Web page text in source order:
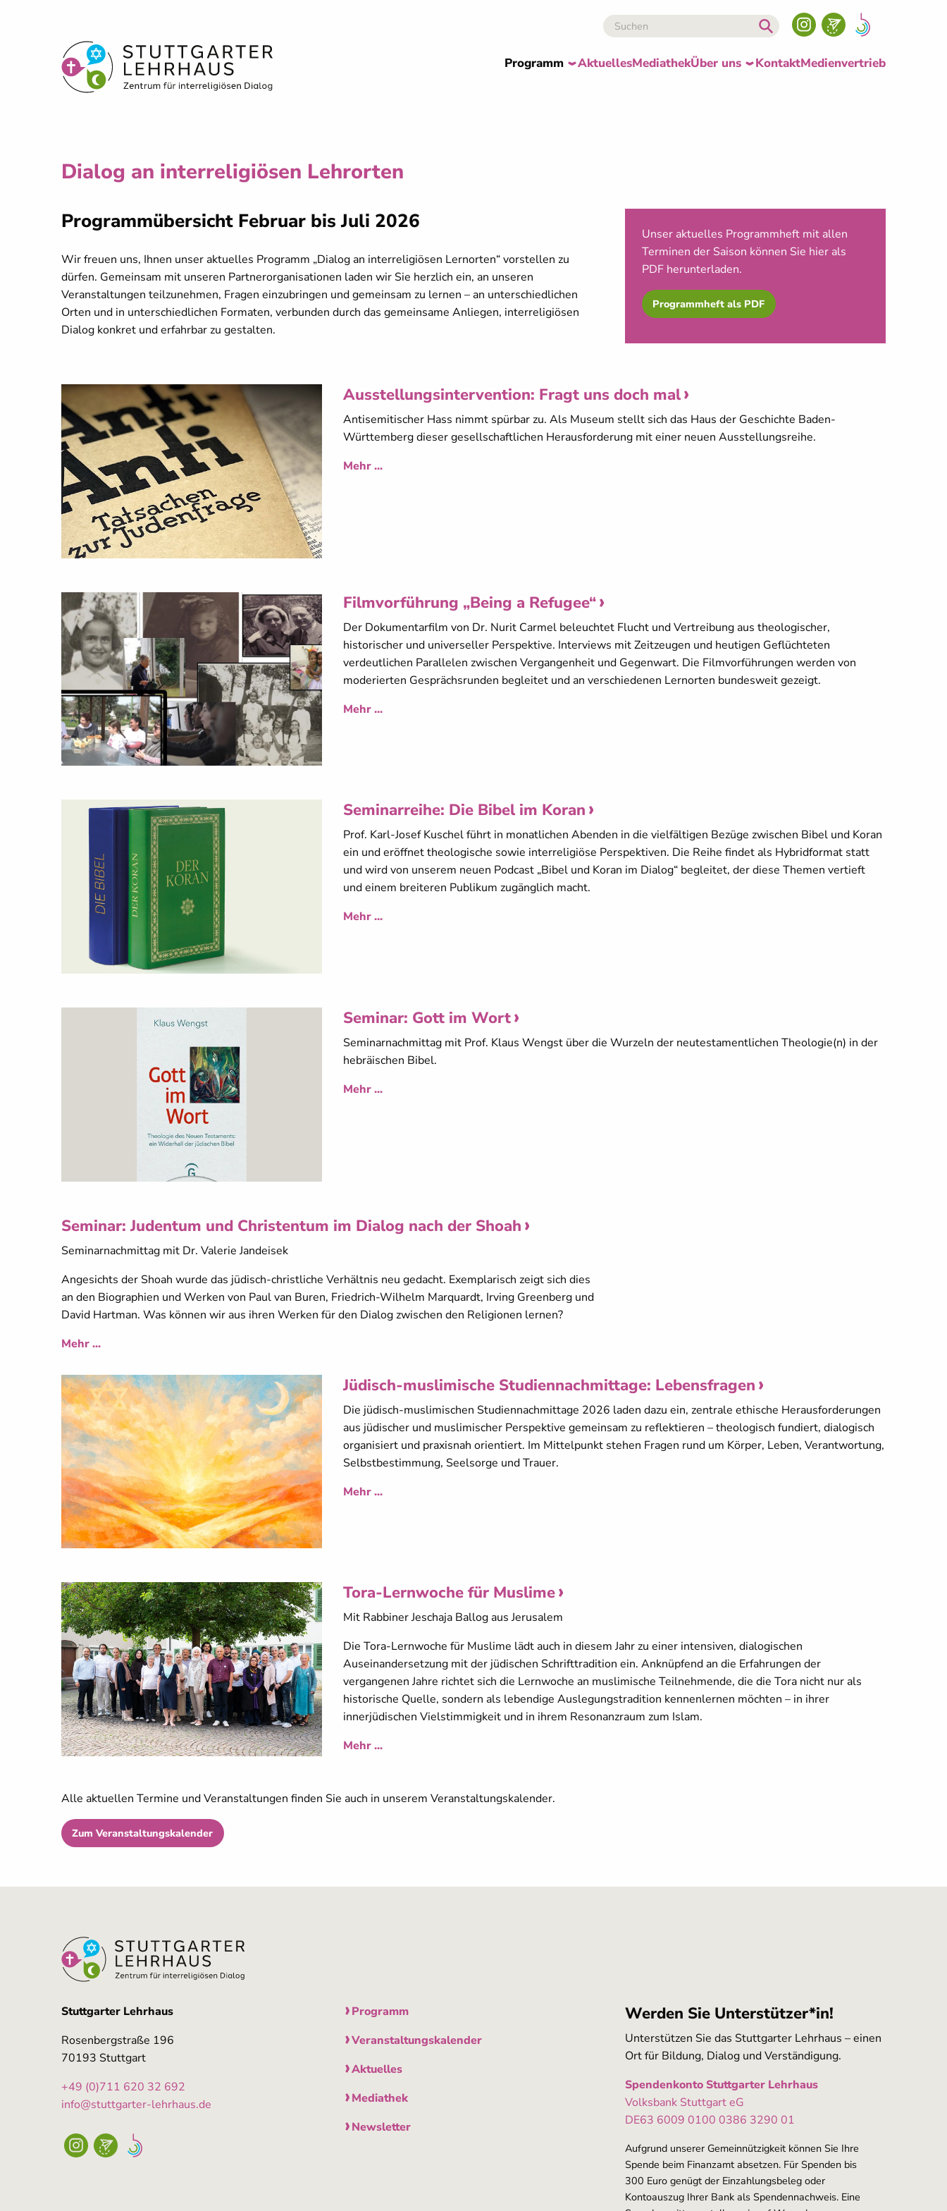
Programm AktuellesMediathekÜber uns KontaktMedienvertrieb
Dialog an interreligiösen Lehrorten
Programmübersicht Februar bis Juli 2026
Wir freuen uns, Ihnen unser aktuelles Programm „Dialog an interreligiösen Lernorten“ vorstellen zu
dürfen. Gemeinsam mit unseren Partnerorganisationen laden wir Sie herzlich ein, an unseren
Veranstaltungen teilzunehmen, Fragen einzubringen und gemeinsam zu lernen – an unterschiedlichen
Orten und in unterschiedlichen Formaten, verbunden durch das gemeinsame Anliegen, interreligiösen
Dialog konkret und erfahrbar zu gestalten.
Unser aktuelles Programmheft mit allen
Terminen der Saison können Sie hier als
PDF herunterladen.
Programmheft als PDF
Ausstellungsintervention: Fragt uns doch mal
Antisemitischer Hass nimmt spürbar zu. Als Museum stellt sich das Haus der Geschichte Baden-
Württemberg dieser gesellschaftlichen Herausforderung mit einer neuen Ausstellungsreihe.
Mehr ...
Filmvorführung „Being a Refugee“
Der Dokumentarfilm von Dr. Nurit Carmel beleuchtet Flucht und Vertreibung aus theologischer,
historischer und universeller Perspektive. Interviews mit Zeitzeugen und heutigen Geflüchteten
verdeutlichen Parallelen zwischen Vergangenheit und Gegenwart. Die Filmvorführungen werden von
moderierten Gesprächsrunden begleitet und an verschiedenen Lernorten bundesweit gezeigt.
Mehr ...
Seminarreihe: Die Bibel im Koran
Prof. Karl-Josef Kuschel führt in monatlichen Abenden in die vielfältigen Bezüge zwischen Bibel und Koran
ein und eröffnet theologische sowie interreligiöse Perspektiven. Die Reihe findet als Hybridformat statt
und wird von unserem neuen Podcast „Bibel und Koran im Dialog“ begleitet, der diese Themen vertieft
und einem breiteren Publikum zugänglich macht.
Mehr ...
Seminar: Gott im Wort
Seminarnachmittag mit Prof. Klaus Wengst über die Wurzeln der neutestamentlichen Theologie(n) in der
hebräischen Bibel.
Mehr ...
Seminar: Judentum und Christentum im Dialog nach der Shoah
Seminarnachmittag mit Dr. Valerie Jandeisek
Angesichts der Shoah wurde das jüdisch-christliche Verhältnis neu gedacht. Exemplarisch zeigt sich dies
an den Biographien und Werken von Paul van Buren, Friedrich-Wilhelm Marquardt, Irving Greenberg und
David Hartman. Was können wir aus ihren Werken für den Dialog zwischen den Religionen lernen?
Mehr ...
Jüdisch-muslimische Studiennachmittage: Lebensfragen
Die jüdisch-muslimischen Studiennachmittage 2026 laden dazu ein, zentrale ethische Herausforderungen
aus jüdischer und muslimischer Perspektive gemeinsam zu reflektieren – theologisch fundiert, dialogisch
organisiert und praxisnah orientiert. Im Mittelpunkt stehen Fragen rund um Körper, Leben, Verantwortung,
Selbstbestimmung, Seelsorge und Trauer.
Mehr ...
Tora-Lernwoche für Muslime
Mit Rabbiner Jeschaja Ballog aus Jerusalem
Die Tora-Lernwoche für Muslime lädt auch in diesem Jahr zu einer intensiven, dialogischen
Auseinandersetzung mit der jüdischen Schrifttradition ein. Anknüpfend an die Erfahrungen der
vergangenen Jahre richtet sich die Lernwoche an muslimische Teilnehmende, die die Tora nicht nur als
historische Quelle, sondern als lebendige Auslegungstradition kennenlernen möchten – in ihrer
innerjüdischen Vielstimmigkeit und in ihrem Resonanzraum zum Islam.
Mehr ...
Alle aktuellen Termine und Veranstaltungen finden Sie auch in unserem Veranstaltungskalender.
Zum Veranstaltungskalender
Stuttgarter Lehrhaus
Rosenbergstraße 196
70193 Stuttgart
+49 (0)711 620 32 692
info@stuttgarter-lehrhaus.de
Programm
Veranstaltungskalender
Aktuelles
Mediathek
Newsletter
Werden Sie Unterstützer*in!
Unterstützen Sie das Stuttgarter Lehrhaus – einen
Ort für Bildung, Dialog und Verständigung.
Spendenkonto Stuttgarter Lehrhaus
Volksbank Stuttgart eG
DE63 6009 0100 0386 3290 01
Aufgrund unserer Gemeinnützigkeit können Sie Ihre
Spende beim Finanzamt absetzen. Für Spenden bis
300 Euro genügt der Einzahlungsbeleg oder
Kontoauszug Ihrer Bank als Spendennachweis. Eine